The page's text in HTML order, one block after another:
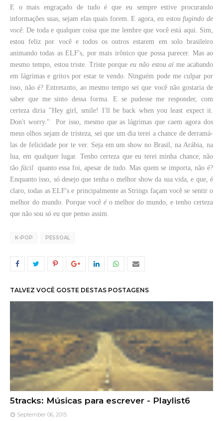
E o mais engraçado de tudo é que eu sempre estive procurando
informações suas, sejam elas quais forem. E agora, eu estou fugindo de
você. De toda e qualquer coisa que me lembre que você está aqui. Sim,
estou feliz por você e todos os outros estarem em solo brasileiro
animando todas as ELF's, por mais irônico que possa parecer. Mas ao
mesmo tempo, estou triste. Triste porque eu não estou aíme acabando
em lágrimas e gritos por estar te vendo. Ninguém pode me culpar por
isso, não é? Entretanto, ao mesmo tempo sei que você não gostaria de
saber que me sinto dessa forma. E se pudesse me responder, com
certeza diria "Hey girl, smile! I'll be back when you least expect it.
Don't worry." Por isso, mesmo que as lágrimas que caem agora dos
meus olhos sejam de tristeza, sei que um dia terei a chance de derramá-
las de felicidade por te ver. Seja em um show no Brasil, na Arábia, na
lua, em qualquer lugar. Tenho certeza que eu terei minha chance, não
tão fácil quanto essa foi, apesar de tudo. Mas quem se importa, não é?
Enquanto isso, só desejo que tenha o melhor show da sua vida, e que, é
claro, todas as ELF's e principalmente as Strings façam você se sentir o
melhor do mundo. Porque você éo melhor do mundo, e tenho certeza
que não sou só eu que penso assim.
K-POP PESSOAL
TALVEZ VOCÊ GOSTE DESTAS POSTAGENS
5tracks: Músicas para escrever - Playlist6
September 06, 2015